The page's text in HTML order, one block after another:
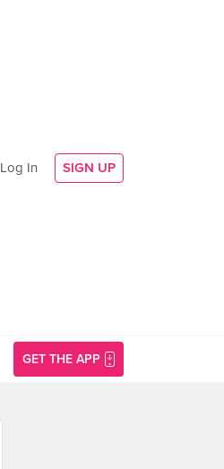
Log In SIGN UP
GET THE APP